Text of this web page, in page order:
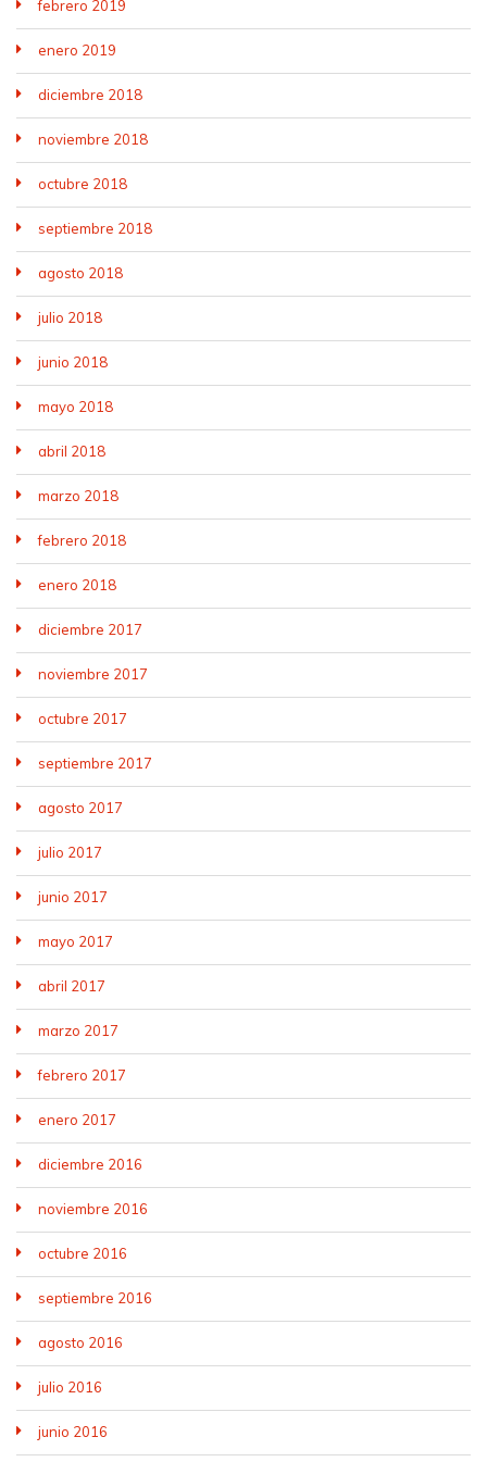
febrero 2019
enero 2019
diciembre 2018
noviembre 2018
octubre 2018
septiembre 2018
agosto 2018
julio 2018
junio 2018
mayo 2018
abril 2018
marzo 2018
febrero 2018
enero 2018
diciembre 2017
noviembre 2017
octubre 2017
septiembre 2017
agosto 2017
julio 2017
junio 2017
mayo 2017
abril 2017
marzo 2017
febrero 2017
enero 2017
diciembre 2016
noviembre 2016
octubre 2016
septiembre 2016
agosto 2016
julio 2016
junio 2016